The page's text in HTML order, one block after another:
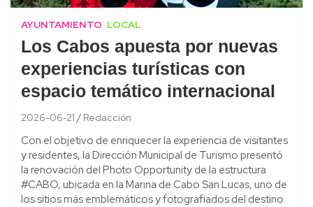
AYUNTAMIENTO LOCAL
Los Cabos apuesta por nuevas
experiencias turísticas con
espacio temático internacional
2026-06-21 Redacción
Con el objetivo de enriquecer la experiencia de visitantes
y residentes, la Dirección Municipal de Turismo presentó
la renovación del Photo Opportunity de la estructura
#CABO, ubicada en la Marina de Cabo San Lucas, uno de
los sitios más emblemáticos y fotografiados del destino.